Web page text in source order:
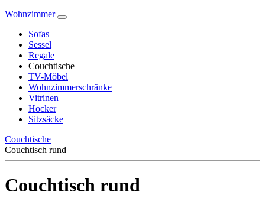
Wohnzimmer
Sofas
Sessel
Regale
Couchtische
TV-Möbel
Wohnzimmerschränke
Vitrinen
Hocker
Sitzsäcke
Couchtische
Couchtisch rund
Couchtisch rund